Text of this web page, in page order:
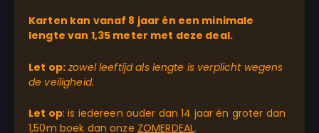
Karten kan vanaf 8 jaar én een minimale
lengte van 1,35 meter met deze deal.
Let op: zowel leeftijd als lengte is verplicht wegens
de veiligheid.
Let op: is iedereen ouder dan 14 jaar én groter dan
1,50m boek dan onze ZOMERDEAL.